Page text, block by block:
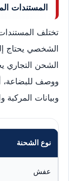
المستندات
تختلف
الشخصي يحتاج
الشحن التجاري
ووصف للبضاعة،
وبيانات المركبة
نوع الشحنة
عفش